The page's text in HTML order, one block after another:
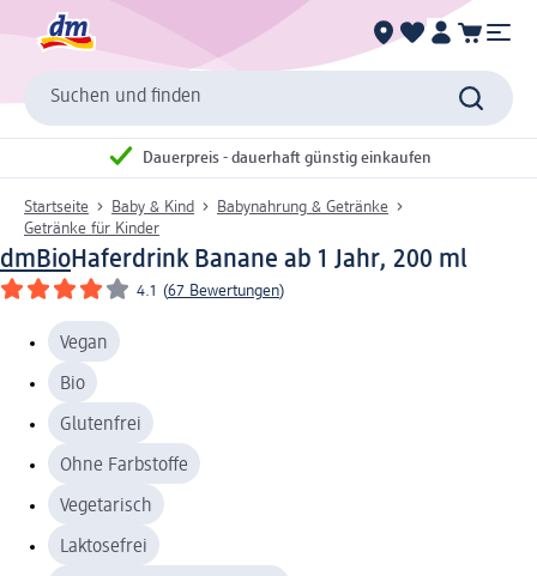
Suchen und finden
Dauerpreis - dauerhaft günstig einkaufen
Startseite Baby & Kind
Babynahrung & Getränke
Getränke für Kinder
dmBioHaferdrink Banane ab 1 Jahr, 200 ml
4.1 (67 Bewertungen)
Vegan
Bio
Glutenfrei
Ohne Farbstoffe
Vegetarisch
Laktosefrei